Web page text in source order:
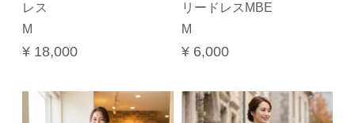
レス
M
¥ 18,000
リードレスMBE
M
¥ 6,000